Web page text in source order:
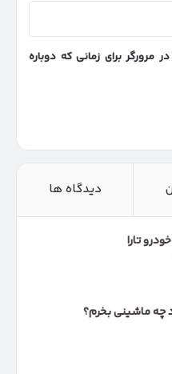
مرورگر برای زمانی که دوباره
دیدگاه ها
تارا
چه ماشینی بخرم؟